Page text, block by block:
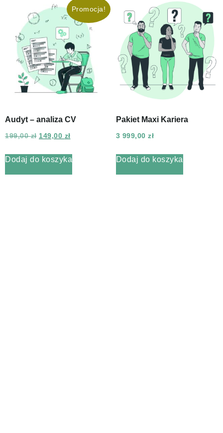
Promocja!
Audyt – analiza CV
199,00zł 149,00 zł
Dodaj do koszyka
Pakiet Maxi Kariera
3 999,00zł
Dodaj do koszyka